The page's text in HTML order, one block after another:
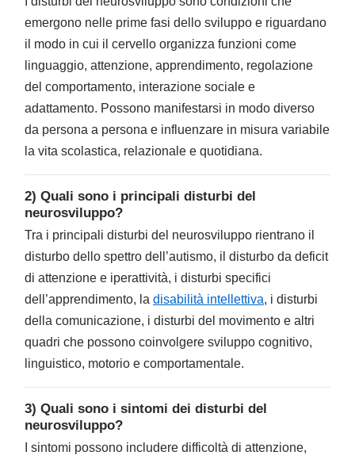
emergono nelle prime fasi dello sviluppo e riguardano
il modo in cui il cervello organizza funzioni come
linguaggio, attenzione, apprendimento, regolazione
del comportamento, interazione sociale e
adattamento. Possono manifestarsi in modo diverso
da persona a persona e influenzare in misura variabile
la vita scolastica, relazionale e quotidiana.
2) Quali sono i principali disturbi del
neurosviluppo?
Tra i principali disturbi del neurosviluppo rientrano il
disturbo dello spettro dell’autismo, il disturbo da deficit
di attenzione e iperattività, i disturbi specifici
dell’apprendimento, la disabilità intellettiva, i disturbi
della comunicazione, i disturbi del movimento e altri
quadri che possono coinvolgere sviluppo cognitivo,
linguistico, motorio e comportamentale.
3) Quali sono i sintomi dei disturbi del
neurosviluppo?
I sintomi possono includere difficoltà di attenzione,